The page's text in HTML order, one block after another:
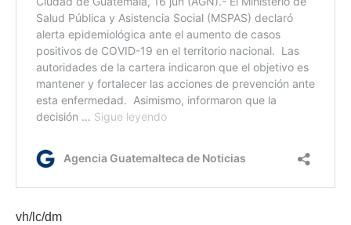
vh/lc/dm